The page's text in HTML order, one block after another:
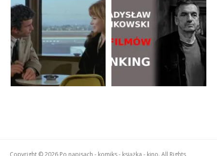
Copyright © 2026 Po napisach - komiks - książka - kino. All Rights